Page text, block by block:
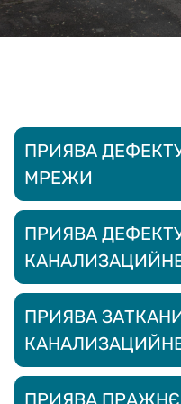
ПРИЯВА
МРЕЖИ
ПРИЯВА
ПРИЯВА
ПРИЯВА
Неопходно
These
cookies are
They are
needed for
the website
to function.
Статистика
In order for us
to improve
the website's